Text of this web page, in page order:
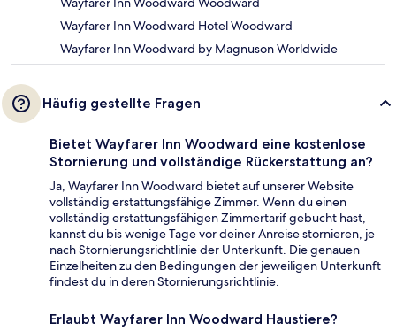
Wayfarer Inn Woodward Hotel Woodward
Wayfarer Inn Woodward by Magnuson Worldwide
Häufig gestellte Fragen
Bietet Wayfarer Inn Woodward eine kostenlose
Stornierung und vollständige Rückerstattung an?
Ja, Wayfarer Inn Woodward bietet auf unserer Website
vollständig erstattungsfähige Zimmer. Wenn du einen
vollständig erstattungsfähigen Zimmertarif gebucht hast,
kannst du bis wenige Tage vor deiner Anreise stornieren, je
nach Stornierungsrichtlinie der Unterkunft. Die genauen
Einzelheiten zu den Bedingungen der jeweiligen Unterkunft
findest du in deren Stornierungsrichtlinie.
Erlaubt Wayfarer Inn Woodward Haustiere?